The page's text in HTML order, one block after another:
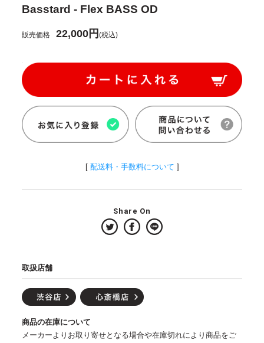
Basstard - Flex BASS OD
販売価格 22,000円(税込)
[ 配送料・手数料について ]
Share On
取扱店舗
商品の在庫について
メーカーよりお取り寄せとなる場合や在庫切れにより商品をご